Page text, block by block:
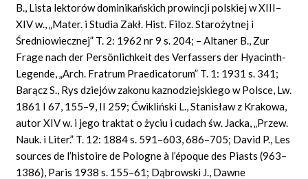
B., Lista lektorów dominikańskich prowincji polskiej w XIII–
XIV w., „Mater. i Studia Zakł. Hist. Filoz. Starożytnej i
Średniowiecznej” T. 2: 1962 nr 9 s. 204; – Altaner B., Zur
Frage nach der Persönlichkeit des Verfassers der Hyacinth-
Legende, „Arch. Fratrum Praedicatorum” T. 1: 1931 s. 341;
Barącz S., Rys dziejów zakonu kaznodziejskiego w Polsce, Lw.
1861 I 67, 155–9, II 259; Ćwikliński L., Stanisław z Krakowa,
autor XIV w. i jego traktat o życiu i cudach św. Jacka, „Przew.
Nauk. i Liter.” T. 12: 1884 s. 591–603, 686–705; David P., Les
sources de l’histoire de Pologne à l’époque des Piasts (963–
1386), Paris 1938 s. 155–61; Dąbrowski J., Dawne